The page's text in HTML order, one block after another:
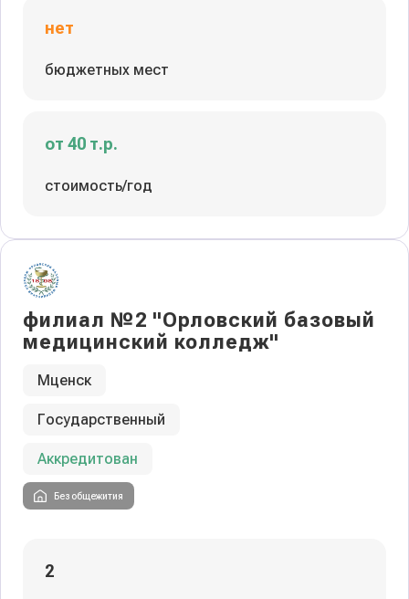
нет
бюджетных мест
от 40 т.р.
стоимость/год
филиал №2 "Орловский базовый
медицинский колледж"
Мценск
Государственный
Аккредитован
Без общежития
2